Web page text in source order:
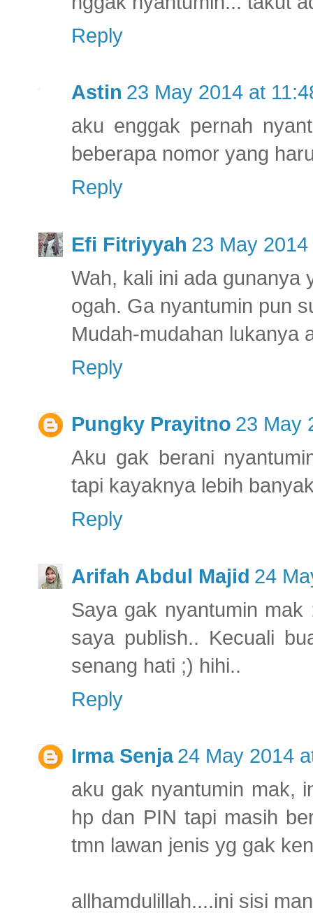
Reply
Astin 23 May 2014 at
aku enggak pernah
beberapa nomor yang
Reply
Efi Fitriyyah 23 May
Wah, kali ini ada gunanya
ogah. Ga nyantumin pun
Mudah-mudahan lukanya
Reply
Pungky Prayitno 23 May
Aku gak berani
tapi kayaknya lebih
Reply
Arifah Abdul Majid 24
Saya gak nyantumin
saya publish.. Kecuali
senang hati ;) hihi..
Reply
Irma Senja 24 May 2014
aku gak nyantumin mak,
hp dan PIN tapi masih
tmn lawan jenis yg gak
allhamdulillah....ini sisi